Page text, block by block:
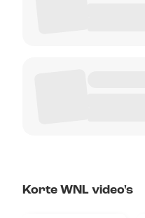
Korte WNL video's